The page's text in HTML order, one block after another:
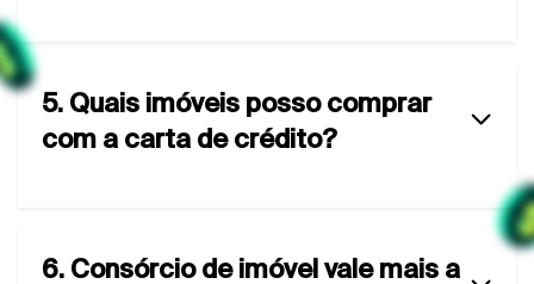
5. Quais imóveis posso comprar
com a carta de crédito?
6. Consórcio de imóvel vale mais a